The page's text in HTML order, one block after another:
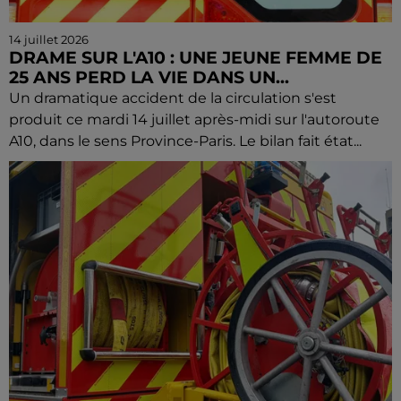
14 juillet 2026
DRAME SUR L'A10 : UNE JEUNE FEMME DE
25 ANS PERD LA VIE DANS UN...
Un dramatique accident de la circulation s'est
produit ce mardi 14 juillet après-midi sur l'autoroute
A10, dans le sens Province-Paris. Le bilan fait état...